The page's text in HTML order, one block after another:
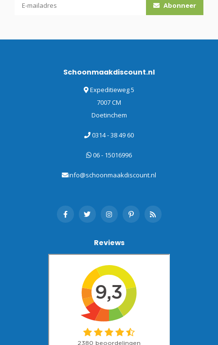
Abonneer
Schoonmaakdiscount.nl
Expeditieweg 5
7007 CM
Doetinchem
0314 - 38 49 60
06 - 15016996
info@schoonmaakdiscount.nl
Reviews